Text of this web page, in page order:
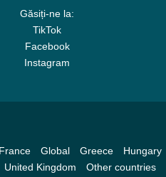
Găsiți-ne la:
TikTok
Facebook
Instagram
France Global Greece
Hungary
United Kingdom Other countries